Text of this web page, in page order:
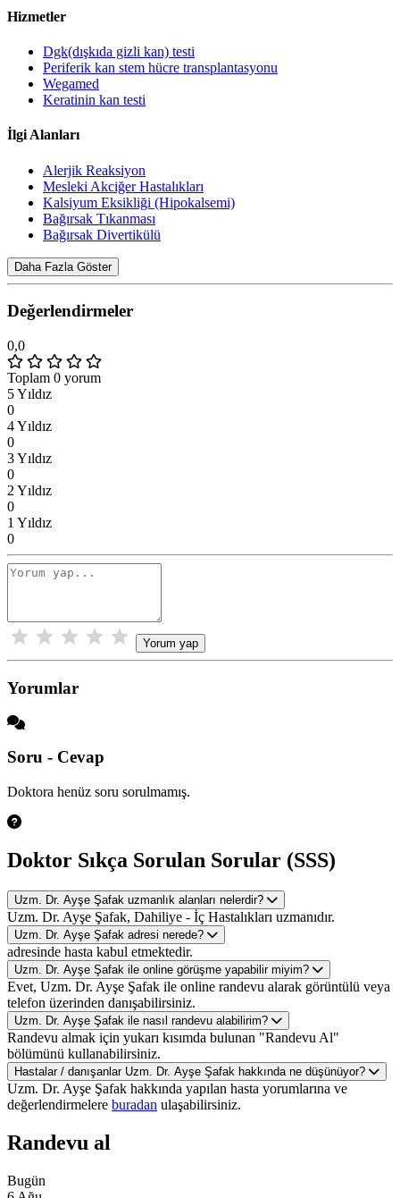
Hizmetler
Dgk(dışkıda gizli kan) testi
Periferik kan stem hücre transplantasyonu
Wegamed
Keratinin kan testi
İlgi Alanları
Alerjik Reaksiyon
Mesleki Akciğer Hastalıkları
Kalsiyum Eksikliği (Hipokalsemi)
Bağırsak Tıkanması
Bağırsak Divertikülü
Daha Fazla Göster
Değerlendirmeler
0,0
Toplam 0 yorum
5 Yıldız
0
4 Yıldız
0
3 Yıldız
0
2 Yıldız
0
1 Yıldız
0
Yorum yap
Yorumlar
Soru - Cevap
Doktora henüz soru sorulmamış.
Doktor Sıkça Sorulan Sorular (SSS)
Uzm. Dr. Ayşe Şafak uzmanlık alanları nelerdir?
Uzm. Dr. Ayşe Şafak, Dahiliye - İç Hastalıkları uzmanıdır.
Uzm. Dr. Ayşe Şafak adresi nerede?
adresinde hasta kabul etmektedir.
Uzm. Dr. Ayşe Şafak ile online görüşme yapabilir miyim?
Evet, Uzm. Dr. Ayşe Şafak ile online randevu alarak görüntülü veya
telefon üzerinden danışabilirsiniz.
Uzm. Dr. Ayşe Şafak ile nasıl randevu alabilirim?
Randevu almak için yukarı kısımda bulunan "Randevu Al"
bölümünü kullanabilirsiniz.
Hastalar / danışanlar Uzm. Dr. Ayşe Şafak hakkında ne düşünüyor?
Uzm. Dr. Ayşe Şafak hakkında yapılan hasta yorumlarına ve
değerlendirmelere buradan ulaşabilirsiniz.
Randevu al
Bugün